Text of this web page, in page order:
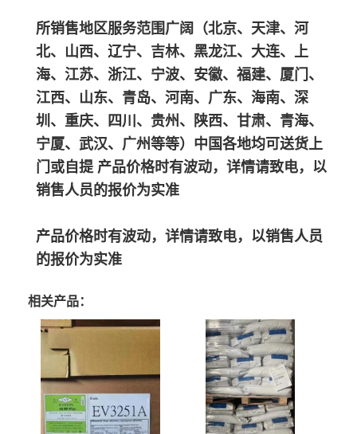
所销售地区服务范围广阔（北京、天津、河
北、山西、辽宁、吉林、黑龙江、大连、上
海、江苏、浙江、宁波、安徽、福建、厦门、
江西、山东、青岛、河南、广东、海南、深
圳、重庆、四川、贵州、陕西、甘肃、青海、
宁厦、武汉、广州等等）中国各地均可送货上
门或自提 产品价格时有波动，详情请致电，以
销售人员的报价为实准
产品价格时有波动，详情请致电，以销售人员
的报价为实准
相关产品：